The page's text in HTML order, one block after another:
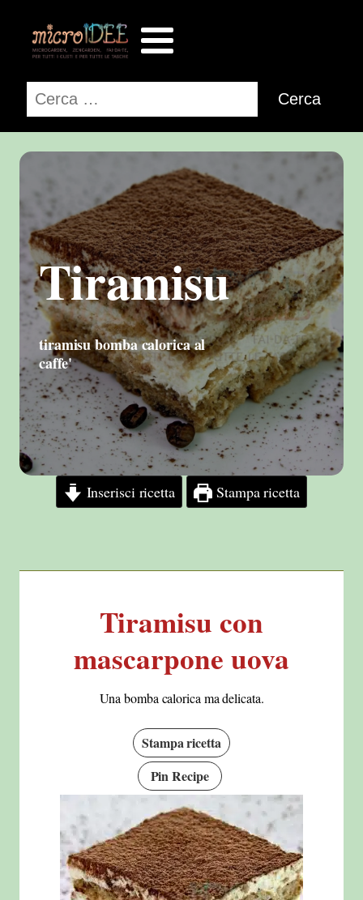
Ricerca
per:
Tiramisu
tiramisu bomba calorica al
caffe'
Inserisci ricetta Stampa ricetta
Tiramisu con
mascarpone uova
Una bomba calorica ma delicata.
Stampa ricetta
Pin Recipe